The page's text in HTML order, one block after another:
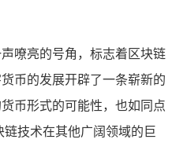
嘹亮的号角，标志着区块链
币的发展开辟了一条崭新的
币形式的可能性，也如同点
技术在其他广阔领域的巨